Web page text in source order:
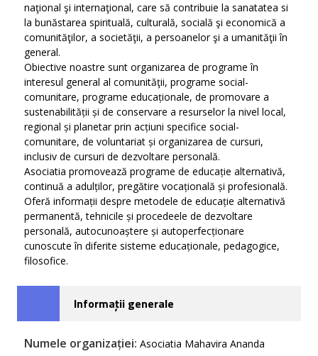
naţional şi internaţional, care să contribuie la sanatatea si
la bunăstarea spirituală, culturală, socială şi economică a
comunităţilor, a societăţii, a persoanelor şi a umanităţii în
general.
Obiective noastre sunt organizarea de programe în
interesul general al comunităţii, programe social-
comunitare, programe educaționale, de promovare a
sustenabilității și de conservare a resurselor la nivel local,
regional și planetar prin acțiuni specifice social-
comunitare, de voluntariat și organizarea de cursuri,
inclusiv de cursuri de dezvoltare personală.
Asociatia promovează programe de educație alternativă,
continuă a adulților, pregătire vocațională și profesională.
Oferă informații despre metodele de educație alternativă
permanentă, tehnicile și procedeele de dezvoltare
personală, autocunoaștere și autoperfecționare
cunoscute în diferite sisteme educaționale, pedagogice,
filosofice.
Informații generale
Numele organizației: Asociatia Mahavira Ananda